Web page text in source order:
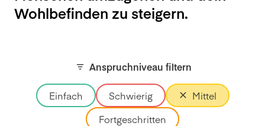
Wohlbefinden zu steigern.
Anspruchniveau filtern
Einfach Schwierig
Mittel
Fortgeschritten